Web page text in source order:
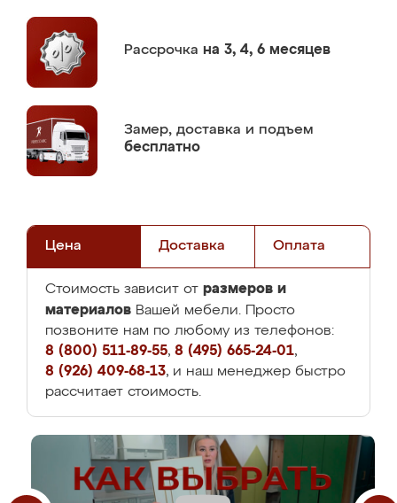
Рассрочка на 3, 4, 6 месяцев
Замер, доставка и подъем
бесплатно
Цена Доставка Оплата
Стоимость зависит от размеров и
материалов Вашей мебели. Просто
позвоните нам по любому из телефонов:
8 (800) 511-89-55, 8 (495) 665-24-01,
8 (926) 409-68-13, и наш менеджер быстро
рассчитает стоимость.